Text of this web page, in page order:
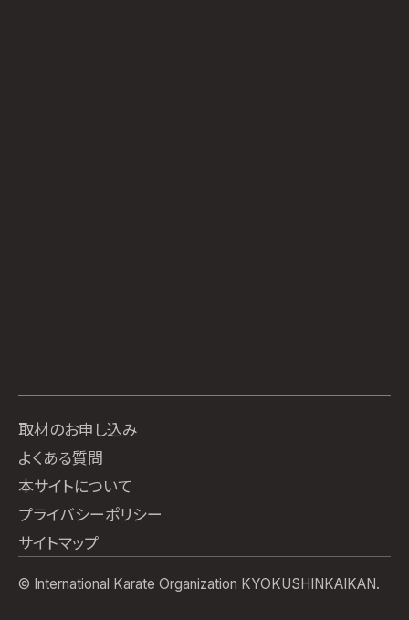
取材のお申し込み
よくある質問
本サイトについて
プライバシーポリシー
サイトマップ
© International Karate Organization KYOKUSHINKAIKAN.